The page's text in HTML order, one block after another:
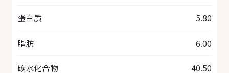
蛋白质 5.80
脂肪 6.00
碳水化合物
40.50